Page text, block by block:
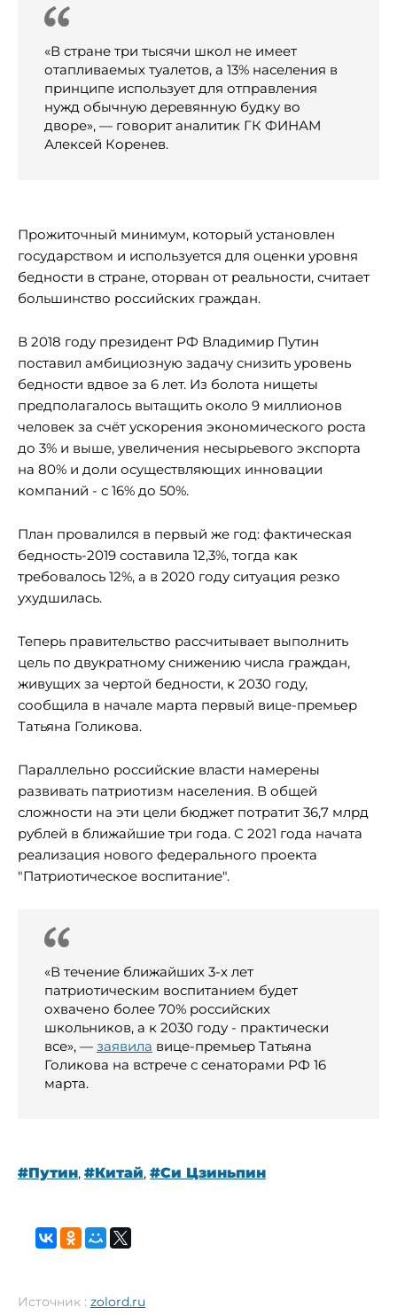
«В стране три тысячи школ не имеет
отапливаемых туалетов, а 13% населения в
принципе использует для отправления
нужд обычную деревянную будку во
дворе», — говорит аналитик ГК ФИНАМ
Алексей Коренев.
Прожиточный минимум, который установлен
государством и используется для оценки уровня
бедности в стране, оторван от реальности, считает
большинство российских граждан.
В 2018 году президент РФ Владимир Путин
поставил амбициозную задачу снизить уровень
бедности вдвое за 6 лет. Из болота нищеты
предполагалось вытащить около 9 миллионов
человек за счёт ускорения экономического роста
до 3% и выше, увеличения несырьевого экспорта
на 80% и доли осуществляющих инновации
компаний - с 16% до 50%.
План провалился в первый же год: фактическая
бедность-2019 составила 12,3%, тогда как
требовалось 12%, а в 2020 году ситуация резко
ухудшилась.
Теперь правительство рассчитывает выполнить
цель по двукратному снижению числа граждан,
живущих за чертой бедности, к 2030 году,
сообщила в начале марта первый вице-премьер
Татьяна Голикова.
Параллельно российские власти намерены
развивать патриотизм населения. В общей
сложности на эти цели бюджет потратит 36,7 млрд
рублей в ближайшие три года. С 2021 года начата
реализация нового федерального проекта
"Патриотическое воспитание".
«В течение ближайших 3-х лет
патриотическим воспитанием будет
охвачено более 70% российских
школьников, а к 2030 году - практически
все», — заявила вице-премьер Татьяна
Голикова на встрече с сенаторами РФ 16
марта.
#Путин, #Китай, #Си Цзиньпин
Источник : zolord.ru